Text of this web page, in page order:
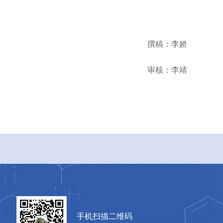
撰稿：李娇
审核 ： 李靖
手机扫描二维码